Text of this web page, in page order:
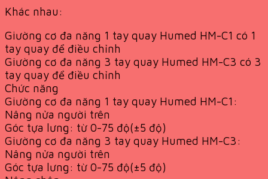
Khác nhau:
Giường cơ đa năng 1 tay quay Humed HM-C1 có 1
tay quay để điều chỉnh
Giường cơ đa năng 3 tay quay Humed HM-C3 có 3
tay quay để điều chỉnh
Chức năng
Giường cơ đa năng 1 tay quay Humed HM-C1:
Nâng nửa người trên
Góc tựa lưng: từ 0-75 độ(±5 độ)
Giường cơ đa năng 3 tay quay Humed HM-C3:
Nâng nửa người trên
Góc tựa lưng: từ 0-75 độ(±5 độ)